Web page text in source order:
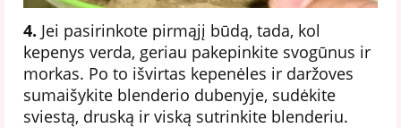
4. Jei pasirinkote pirmąjį būdą, tada, kol
kepenys verda, geriau pakepinkite svogūnus ir
morkas. Po to išvirtas kepenėles ir daržoves
sumaišykite blenderio dubenyje, sudėkite
sviestą, druską ir viską sutrinkite blenderiu.